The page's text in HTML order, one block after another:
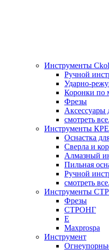
Инструменты
Ручной
Коронки по
Фрезы
Аксессуары
смотреть
Инструменты
Оснастка
Сверла и
Алмазный
Пильная
Ручной
смотреть
Инструменты
Фрезы
СТРОНГ
Е
Maxprospa
Инструмент